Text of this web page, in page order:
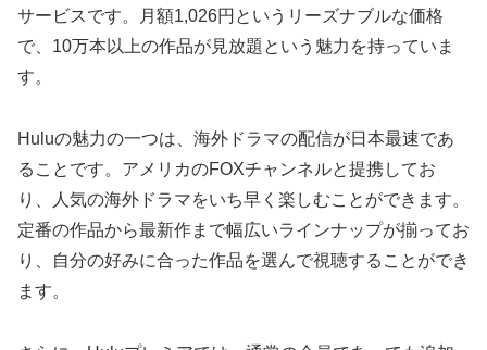
サービスです。月額1,026円というリーズナブルな価格
で、10万本以上の作品が見放題という魅力を持っていま
す。
Huluの魅力の一つは、海外ドラマの配信が日本最速であ
ることです。アメリカのFOXチャンネルと提携してお
り、人気の海外ドラマをいち早く楽しむことができます。
定番の作品から最新作まで幅広いラインナップが揃ってお
り、自分の好みに合った作品を選んで視聴することができ
ます。